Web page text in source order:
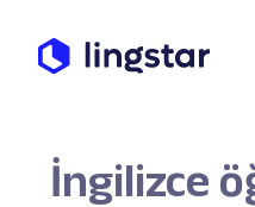
İngilizce